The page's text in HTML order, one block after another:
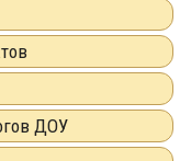
ДОУ